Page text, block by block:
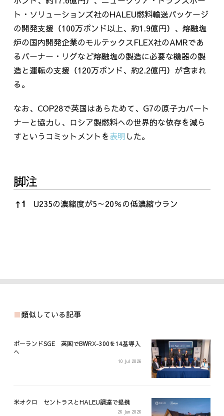
ト・ソリューションズ社のHALEU燃料輸送パッケージ
の開発支援（100万ポンド以上、約1.9億円）、熔融塩
炉の国内開発企業のモルテックスFLEX社のAMRであ
るバーナー・リグなど熔融塩の製造に必要な機器の製
造と運転の支援（120万ポンド、約2.2億円）が含まれ
る。
なお、 COP28で英国はあらためて、 G7の原子力パート
ナーと協力し、ロシア製燃料への世界的な依存を減ら
すというコミットメントを表明 した。
脚注
脚注
↑1 U235の濃縮度が5～20％の低濃縮ウラン
類似している記事
ポーランドSGE 英国でBWRX-300を14基導入
へ
10 Jul 2026
米オクロ セントラスとHALEU調達で提携
26 Jun 2026